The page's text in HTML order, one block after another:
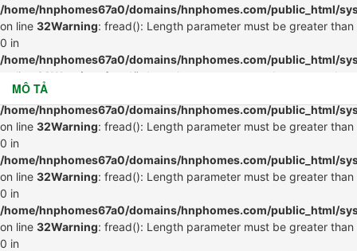
/home/hnphomes67a0/domains/hnphomes.com/public_html/
on line 32Warning: fread(): Length parameter must be greater than
0 in
/home/hnphomes67a0/domains/hnphomes.com/public_html/
on line
32Warning
: fread(): Length parameter must be greater than
0 in
/home/hnphomes67a0/domains/hnphomes.com/public_html/
on line 32Warning: fread(): Length parameter must be greater than
0 in
/home/hnphomes67a0/domains/hnphomes.com/public_html/
on line 32Warning: fread(): Length parameter must be greater than
0 in
/home/hnphomes67a0/domains/hnphomes.com/public_html/
on line 32Warning: fread(): Length parameter must be greater than
0 in
MÔ TẢ